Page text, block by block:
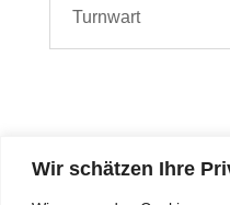
Wir schätzen Ihre
Turnwart